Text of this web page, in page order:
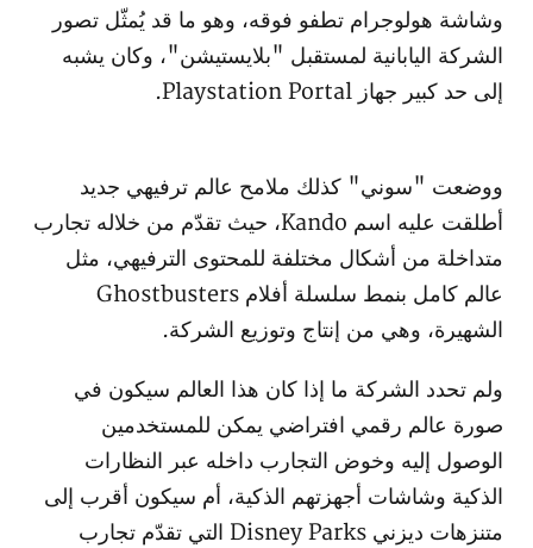
وشاشة هولوجرام تطفو فوقه، وهو ما قد يُمثّل تصور
الشركة اليابانية لمستقبل "بلايستيشن"، وكان يشبه
إلى حد كبير جهاز Playstation Portal.
ووضعت "سوني" كذلك ملامح عالم ترفيهي جديد
أطلقت عليه اسم Kando، حيث تقدّم من خلاله تجارب
متداخلة من أشكال مختلفة للمحتوى الترفيهي، مثل
عالم كامل بنمط سلسلة أفلام Ghostbusters
الشهيرة، وهي من إنتاج وتوزيع الشركة.
ولم تحدد الشركة ما إذا كان هذا العالم سيكون في
صورة عالم رقمي افتراضي يمكن للمستخدمين
الوصول إليه وخوض التجارب داخله عبر النظارات
الذكية وشاشات أجهزتهم الذكية، أم سيكون أقرب إلى
متنزهات ديزني Disney Parks التي تقدّم تجارب